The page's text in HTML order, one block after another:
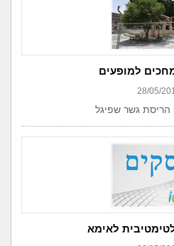
למופעים
28/05/
הריסת גשר שפיגל
לאימא